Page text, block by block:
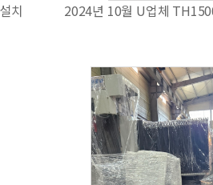
치 2024년 10월 U업체